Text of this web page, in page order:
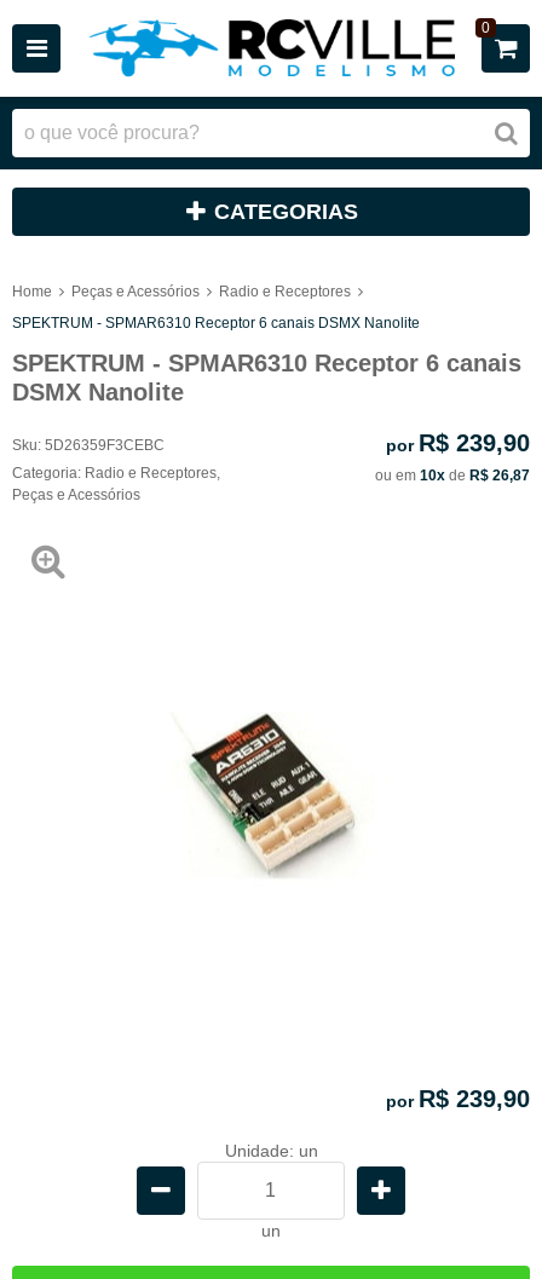
0
CATEGORIAS
Home Peças e Acessórios
Radio e Receptores
SPEKTRUM - SPMAR6310 Receptor 6 canais DSMX Nanolite
SPEKTRUM - SPMAR6310 Receptor 6 canais
DSMX Nanolite
Sku: 5D26359F3CEBC
Categoria: Radio e Receptores
Peças e Acessórios
por R$ 239,90
ou em 10x de R$ 26,87
por R$ 239,90
Unidade: un
un